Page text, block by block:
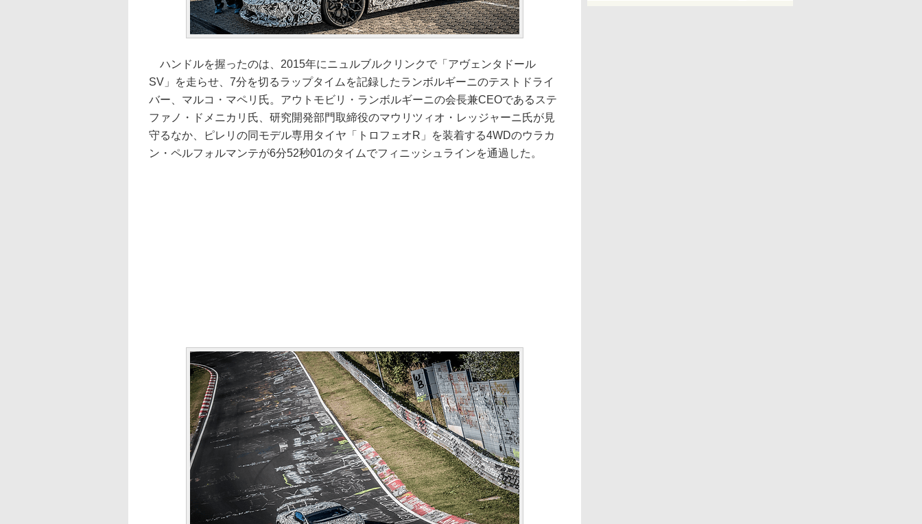
ハンドルを握ったのは、2015年にニュルブルクリンクで「アヴェンタドール
SV」を走らせ、7分を切るラップタイムを記録したランボルギーニのテストドライ
バー、マルコ・マペリ氏。アウトモビリ・ランボルギーニの会長兼CEOであるステ
ファノ・ドメニカリ氏、研究開発部門取締役のマウリツィオ・レッジャーニ氏が見
守るなか、ピレリの同モデル専用タイヤ「トロフェオR」を装着する4WDのウラカ
ン・ペルフォルマンテが6分52秒01のタイムでフィニッシュラインを通過した。